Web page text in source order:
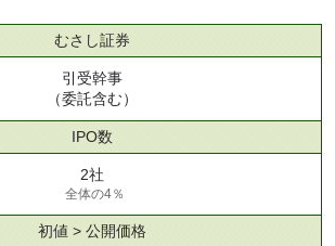
むさし証券
引受幹事
（委託含む）
IPO数
2社
全体の4％
初値 > 公開価格